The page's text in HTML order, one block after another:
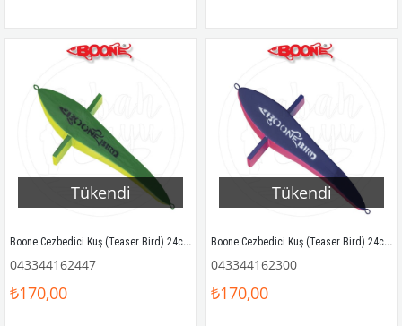
Tükendi
Boone Cezbedici Kuş (Teaser Bird) 24cm Yeşil / Sarı
043344162447
₺170,00
Tükendi
Boone Cezbedici Kuş (Teaser Bird) 24cm Mavi / Pembe
043344162300
₺170,00